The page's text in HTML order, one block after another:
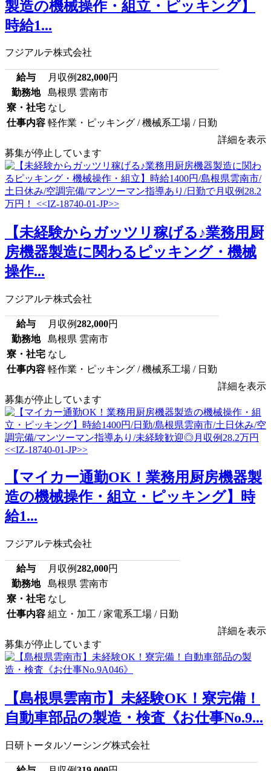
製造の機械操作・組立・ピッキング】
時給1...
フジアルテ株式会社
給与 月収例282,000円
勤務地
島根県 雲南市
寮・社宅 なし
仕事内容 軽作業・ピッキング / 機械系工場 / 日勤
詳細を表示
募集が停止しています
【未経験からガッツリ稼げる♪業務用厨
房機器製造に関わるピッキング・機械
操作...
フジアルテ株式会社
給与 月収例282,000円
勤務地
島根県 雲南市
寮・社宅 なし
仕事内容 軽作業・ピッキング / 機械系工場 / 日勤
詳細を表示
募集が停止しています
【マイカー通勤OK！業務用厨房機器製
造の機械操作・組立・ピッキング】時
給1...
フジアルテ株式会社
給与 月収例282,000円
勤務地
島根県 雲南市
寮・社宅 なし
仕事内容 組立・加工 / 家電系工場 / 日勤
詳細を表示
募集が停止しています
【島根県雲南市】未経験OK！寮完備！
自動車部品の製造・検査《お仕事No.9...
日研トータルソーシング株式会社